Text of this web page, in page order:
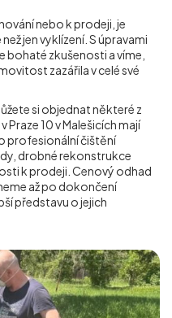
nebo k prodeji, je
jen vyklízení. S úpravami
bohaté zkušenosti a víme,
zazářila v celé své
si objednat některé z
Praze 10 v Malešicích mají
profesionální čištění
drobné rekonstrukce
k prodeji. Cenový odhad
až po dokončení
představu o jejich